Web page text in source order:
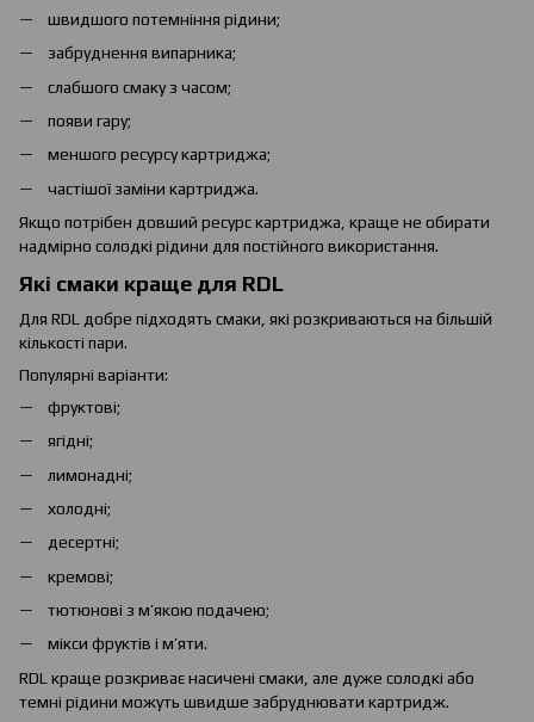
швидшого потемніння рідини;
забруднення випарника;
слабшого смаку з часом;
появи гару;
меншого ресурсу картриджа;
частішої заміни картриджа.
Якщо потрібен довший ресурс картриджа, краще не обирати
надмірно солодкі рідини для постійного використання.
Які смаки краще для RDL
Для RDL добре підходять смаки, які розкриваються на більшій
кількості пари.
Популярні варіанти:
фруктові;
ягідні;
лимонадні;
холодні;
десертні;
кремові;
тютюнові з м’якою подачею;
мікси фруктів і м’яти.
RDL краще розкриває насичені смаки, але дуже солодкі або
темні рідини можуть швидше забруднювати картридж.